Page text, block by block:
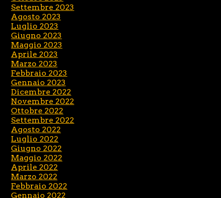
Settembre 2023
Agosto 2023
Luglio 2023
Giugno 2023
Maggio 2023
Aprile 2023
Marzo 2023
Febbraio 2023
Gennaio 2023
Dicembre 2022
Novembre 2022
Ottobre 2022
Settembre 2022
Agosto 2022
Luglio 2022
Giugno 2022
Maggio 2022
Aprile 2022
Marzo 2022
Febbraio 2022
Gennaio 2022